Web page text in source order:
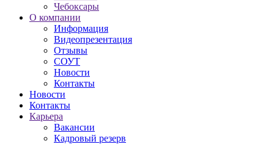
Чебоксары
О компании
Информация
Видеопрезентация
Отзывы
СОУТ
Новости
Контакты
Новости
Контакты
Карьера
Вакансии
Кадровый резерв